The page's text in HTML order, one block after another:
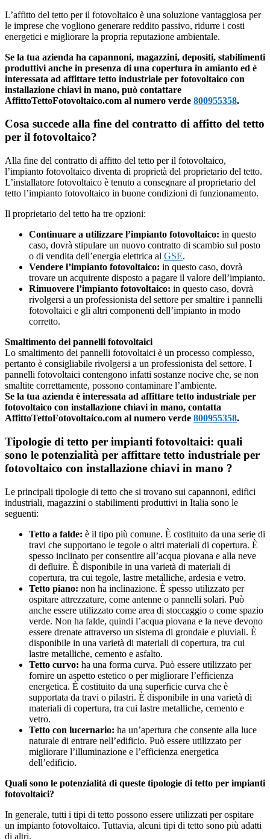
L’affitto del tetto per il fotovoltaico è una soluzione vantaggiosa per
le imprese che vogliono generare reddito passivo, ridurre i costi
energetici e migliorare la propria reputazione ambientale.
Se la tua azienda ha capannoni, magazzini, depositi, stabilimenti
produttivi anche in presenza di una copertura in amianto ed è
interessata ad affittare tetto industriale per fotovoltaico con
installazione chiavi in mano, può contattare
AffittoTettoFotovoltaico.com al numero verde 800955358.
Cosa succede alla fine del contratto di affitto del tetto
per il fotovoltaico?
Alla fine del contratto di affitto del tetto per il fotovoltaico,
l’impianto fotovoltaico diventa di proprietà del proprietario del tetto.
L’installatore fotovoltaico è tenuto a consegnare al proprietario del
tetto l’impianto fotovoltaico in buone condizioni di funzionamento.
Il proprietario del tetto ha tre opzioni:
Continuare a utilizzare l’impianto fotovoltaico: in questo
caso, dovrà stipulare un nuovo contratto di scambio sul posto
o di vendita dell’energia elettrica al GSE.
Vendere l’impianto fotovoltaico: in questo caso, dovrà
trovare un acquirente disposto a pagare il valore dell’impianto.
Rimuovere l’impianto fotovoltaico: in questo caso, dovrà
rivolgersi a un professionista del settore per smaltire i pannelli
fotovoltaici e gli altri componenti dell’impianto in modo
corretto.
Smaltimento dei pannelli fotovoltaici
Lo smaltimento dei pannelli fotovoltaici è un processo complesso,
pertanto è consigliabile rivolgersi a un professionista del settore. I
pannelli fotovoltaici contengono infatti sostanze nocive che, se non
smaltite correttamente, possono contaminare l’ambiente.
Se la tua azienda è interessata ad affittare tetto industriale per
fotovoltaico con installazione chiavi in mano, contatta
AffittoTettoFotovoltaico.com al numero verde 800955358.
Tipologie di tetto per impianti fotovoltaici: quali
sono le potenzialità per affittare tetto industriale per
fotovoltaico con installazione chiavi in mano ?
Le principali tipologie di tetto che si trovano sui capannoni, edifici
industriali, magazzini o stabilimenti produttivi in Italia sono le
seguenti:
Tetto a falde: è il tipo più comune. È costituito da una serie di
travi che supportano le tegole o altri materiali di copertura. È
spesso inclinato per consentire all’acqua piovana e alla neve
di defluire. È disponibile in una varietà di materiali di
copertura, tra cui tegole, lastre metalliche, ardesia e vetro.
Tetto piano: non ha inclinazione. È spesso utilizzato per
ospitare attrezzature, come antenne o pannelli solari. Può
anche essere utilizzato come area di stoccaggio o come spazio
verde. Non ha falde, quindi l’acqua piovana e la neve devono
essere drenate attraverso un sistema di grondaie e pluviali. È
disponibile in una varietà di materiali di copertura, tra cui
lastre metalliche, cemento e asfalto.
Tetto curvo: ha una forma curva. Può essere utilizzato per
fornire un aspetto estetico o per migliorare l’efficienza
energetica. È costituito da una superficie curva che è
supportata da travi o pilastri. È disponibile in una varietà di
materiali di copertura, tra cui lastre metalliche, cemento e
vetro.
Tetto con lucernario: ha un’apertura che consente alla luce
naturale di entrare nell’edificio. Può essere utilizzato per
migliorare l’illuminazione e l’efficienza energetica
dell’edificio.
Quali sono le potenzialità di queste tipologie di tetto per impianti
fotovoltaici?
In generale, tutti i tipi di tetto possono essere utilizzati per ospitare
un impianto fotovoltaico. Tuttavia, alcuni tipi di tetto sono più adatti
di altri.